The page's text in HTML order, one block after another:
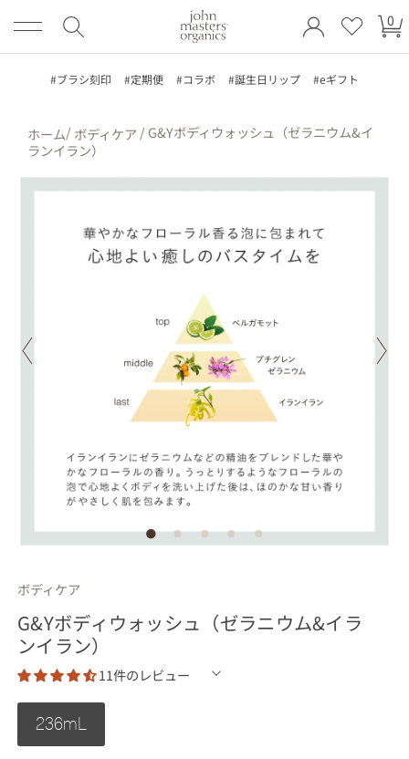
プする
グ
イ
ン
ー
ト
0
イ
テ
ム
#ブラシ刻印 #定期便 #コラボ #誕生日リップ #eギフト
ホーム/ ボディケア / G&Yボディウォッシュ（ゼラニウム&イ
ランイラン）
ボディケア
G&Yボディウォッシュ（ゼラニウム&イラ
ンイラン）
11件のレビュー
236mL